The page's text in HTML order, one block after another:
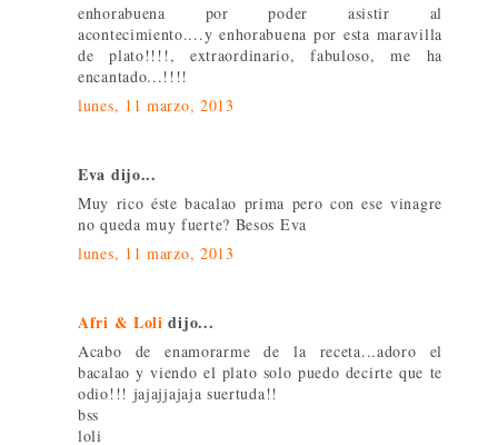
enhorabuena por poder asistir al
acontecimiento....y enhorabuena por esta maravilla
de plato!!!!, extraordinario, fabuloso, me ha
encantado...!!!!
lunes, 11 marzo, 2013
Eva dijo...
Muy rico éste bacalao prima pero con ese vinagre
no queda muy fuerte? Besos Eva
lunes, 11 marzo, 2013
Afri & Loli dijo...
Acabo de enamorarme de la receta...adoro el
bacalao y viendo el plato solo puedo decirte que te
odio!!! jajajjajaja suertuda!!
bss
loli